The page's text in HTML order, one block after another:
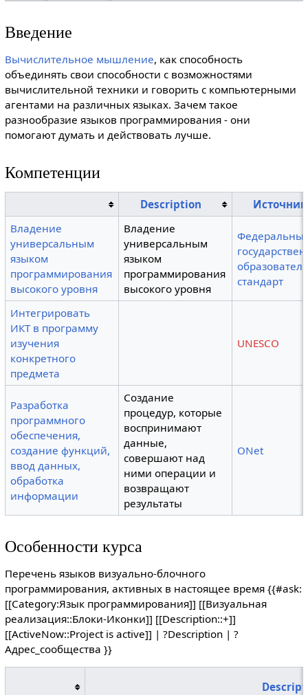
Введение
Вычислительное мышление, как способность
объединять свои способности с возможностями
вычислительной техники и говорить с компьютерными
агентами на различных языках. Зачем такое
разнообразие языков программирования - они
помогают думать и действовать лучше.
Компетенции
Description
Источник
Владение
универсальным
языком
программирования
высокого уровня
Владение
универсальным
языком
программирования
высокого уровня
стандарт
Интегрировать
ИКТ в программу
изучения
конкретного
предмета
UNESCO
Разработка
программного
обеспечения,
создание функций,
ввод данных,
обработка
информации
Создание
процедур, которые
воспринимают
данные,
совершают над
ними операции и
возвращают
результаты
ONet
Особенности курса
Перечень языков визуально-блочного
программирования, активных в настоящее время {{#ask:
[[Category:Язык программирования]] [[Визуальная
реализация::Блоки-Иконки]] [[Description::+]]
[[ActiveNow::Project is active]] | ?Description | ?
Адрес_сообщества }}